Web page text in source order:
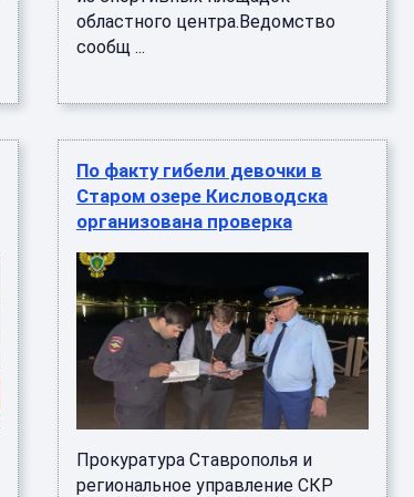
областного центра.Ведомство
сообщ ...
По факту гибели девочки в
Старом озере Кисловодска
организована проверка
Прокуратура Ставрополья и
региональное управление СКР